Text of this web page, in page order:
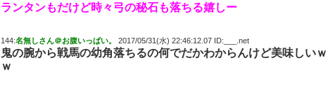
ランタンもだけど時々弓の秘石も落ちる嬉しー
144:名無しさん＠お腹いっぱい。 2017/05/31(水) 22:46:12.07 ID:___.net
鬼の腕から戦馬の幼角落ちるの何でだかわからんけど美味しいｗ
ｗ